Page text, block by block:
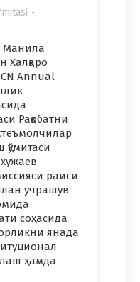
Манила
Халқаро
Annual
Рақобатни
қўмитаси
раиси
учрашув
соҳасида
янада
ҳамда